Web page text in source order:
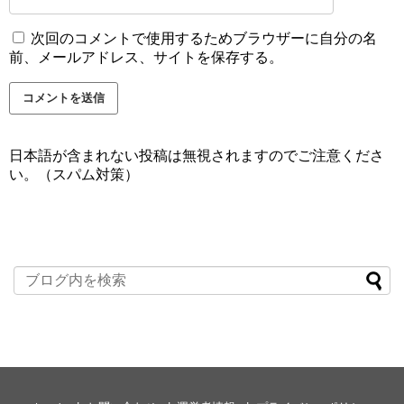
次回のコメントで使用するためブラウザーに自分の名
前、メールアドレス、サイトを保存する。
日本語が含まれない投稿は無視されますのでご注意くださ
い。（スパム対策）